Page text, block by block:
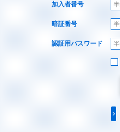
加入者番号
暗証番号
認証用パスワード